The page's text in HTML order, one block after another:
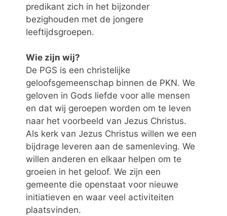
predikant zich in het bijzonder
bezighouden met de jongere
leeftijdsgroepen.
Wie zijn wij?
De PGS is een christelijke
geloofsgemeenschap binnen de PKN. We
geloven in Gods liefde voor alle mensen
en dat wij geroepen worden om te leven
naar het voorbeeld van Jezus Christus.
Als kerk van Jezus Christus willen we een
bijdrage leveren aan de samenleving. We
willen anderen en elkaar helpen om te
groeien in het geloof. We zijn een
gemeente die openstaat voor nieuwe
initiatieven en waar veel activiteiten
plaatsvinden.